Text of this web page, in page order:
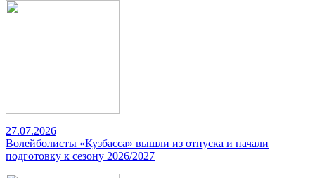
27.07.2026
Волейболисты «Кузбасса» вышли из отпуска и начали
подготовку к сезону 2026/2027